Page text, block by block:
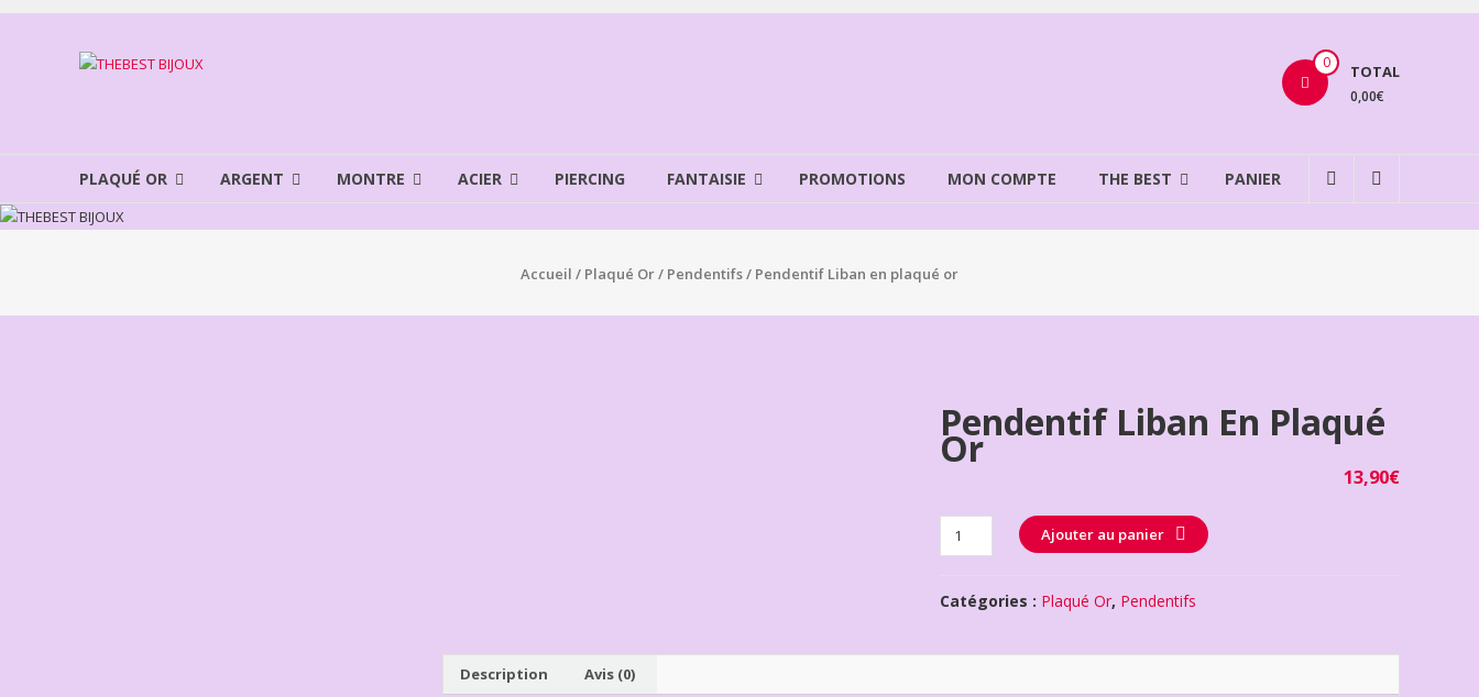
Aller
THEBEST
BIJOUX
0 TOTAL
0,00€
PLAQUÉ OR ARGENT MONTRE ACIER PIERCING FANTAISIE PROMOTIONS MON COMPTE THE BEST PANIER
Accueil / Plaqué Or/ Pendentifs/ Pendentif Liban en plaqué or
Pendentif Liban En Plaqué
Or
13,90€
Quantité Ajouter au panier
Catégories : Plaqué Or, Pendentifs
Description Avis (0)